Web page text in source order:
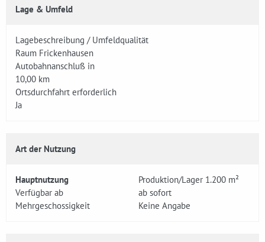
Lage & Umfeld
Lagebeschreibung / Umfeldqualität
Raum Frickenhausen
Autobahnanschluß in
10,00 km
Ortsdurchfahrt erforderlich
Ja
Art der Nutzung
Hauptnutzung
Produktion/Lager 1.200 m²
Verfügbar ab
ab sofort
Mehrgeschossigkeit
Keine Angabe